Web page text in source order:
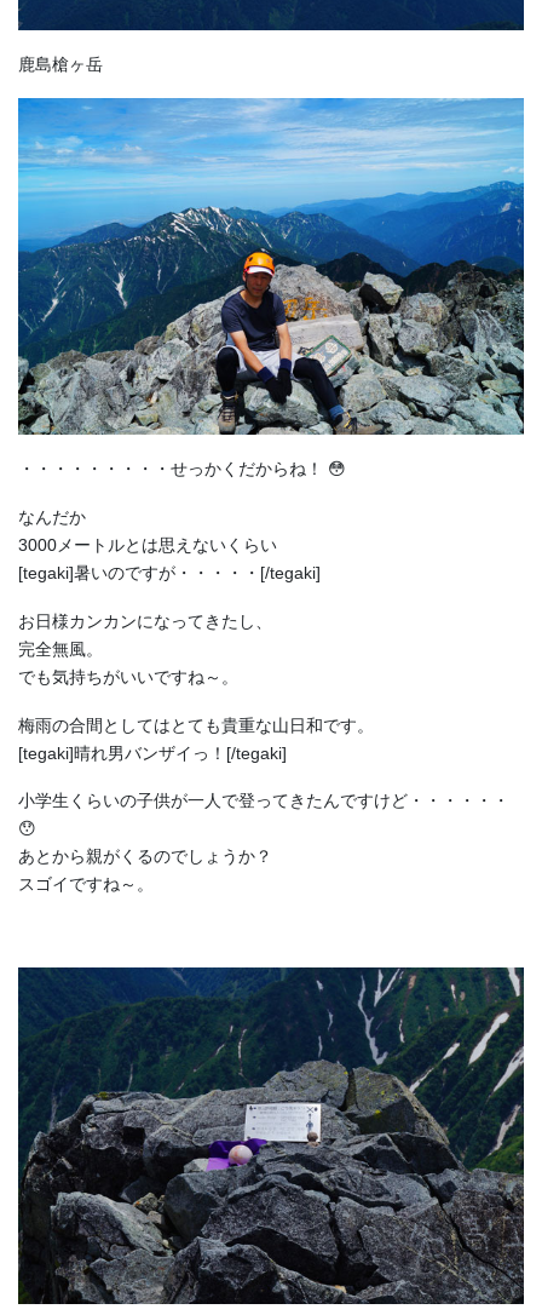
鹿島槍ヶ岳
・・・・・・・・・せっかくだからね！ 😳
なんだか
3000メートルとは思えないくらい
[tegaki]暑いのですが・・・・・[/tegaki]
お日様カンカンになってきたし、
完全無風。
でも気持ちがいいですね～。
梅雨の合間としてはとても貴重な山日和です。
[tegaki]晴れ男バンザイっ！[/tegaki]
小学生くらいの子供が一人で登ってきたんですけど・・・・・・
😯
あとから親がくるのでしょうか？
スゴイですね～。